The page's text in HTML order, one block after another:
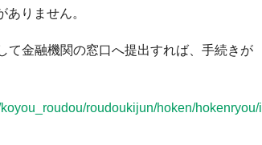
りません。
て金融機関の窓口へ提出すれば、手続きが
roudoukijun/hoken/hokenryou/i